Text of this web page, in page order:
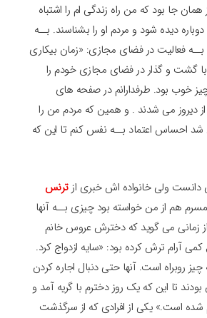
جا بود که من راه زندگی ام را اشتباه
دیده شود و مردم او را بشناسند. بــه
فعالیت در فضای مجازی: «زمان بیکاری
گشت و گذار در فضای مجازی خودم را
خوب بود. طرفدارانم در صفحه های
دیروز می شدند . و همین که مردم من را
احساس اعتماد بــه نفس کنم تا این که
ولی خانواده اش خبری ازترنس
هم از من خواسته بود چیزی بــه آنها
از زمانی می گوید که دخترش عروس خانم
آرام ترش کرده بود: «سایه ازدواج کرد.
روبراه است. آنها حتی دنبال اجاره کردن
تا این که یک روز دخترم با گریه آمد و
است.» یکی از افرادی که از سرگذشت